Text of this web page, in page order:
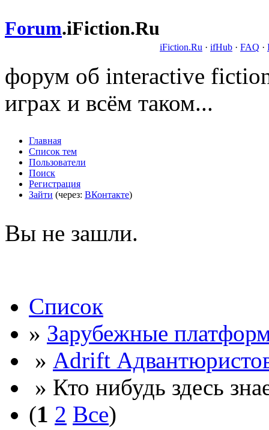
Forum.iFiction.Ru
iFiction.Ru · ifHub · FAQ ·
форум об interactive
играх и всём таком...
Главная
Список тем
Пользователи
Поиск
Регистрация
Зайти (через: ВКонтакте)
Вы не зашли.
Список
» Зарубежные
» Adrift
» Кто нибудь здесь
(1 2 Все)